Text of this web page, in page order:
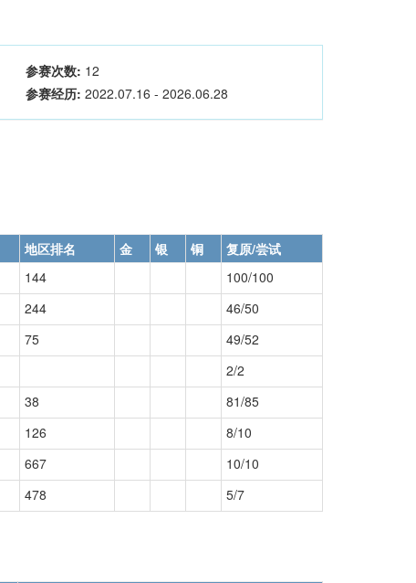
参赛次数: 12
参赛经历: 2022.07.16 - 2026.06.28
地区排名 金 银 铜
复原/尝试
144
100/100
244
46/50
75
49/52
2/2
38
81/85
126
8/10
667
10/10
478 5/7